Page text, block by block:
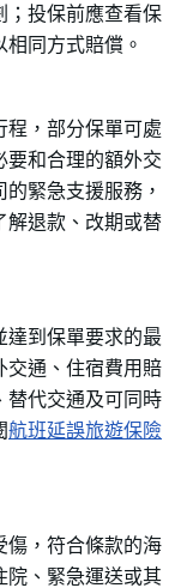
；投保前應查看保
同方式賠償。
程，部分保單可處
要和合理的額外交
緊急支援服務，
解退款、改期或替
達到保單要求的最
交通、住宿費用賠
替代交通及可同時
航班延誤旅遊保險
傷，符合條款的海
院、緊急運送或其